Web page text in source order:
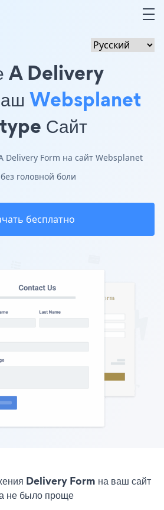
A Delivery
Websplanet
Сайт
Delivery Form на сайт Websplanet
головной боли
бесплатно
Delivery Form на ваш сайт
не было проще